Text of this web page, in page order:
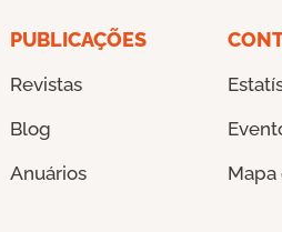
PUBLICAÇÕES
Revistas
Blog
Anuários
Mapa